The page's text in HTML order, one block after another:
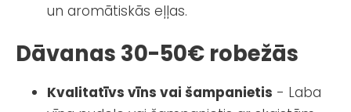
un aromātiskās eļļas.
Dāvanas 30-50€ robežās
Kvalitatīvs vīns vai šampanietis - Laba